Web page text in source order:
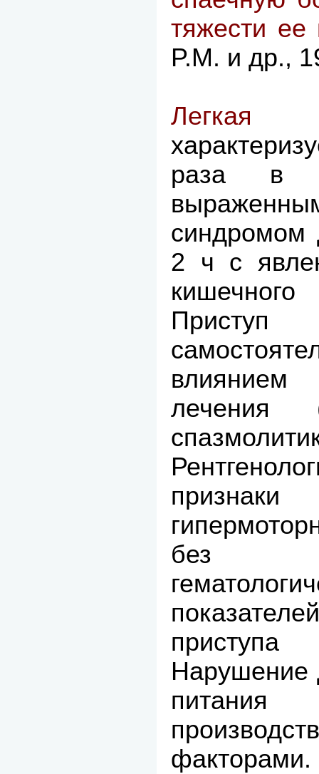
тяжести
P.M. и др.,
раза в
синдромом
2 ч с
влиянием
лечения
без
Нарушение
факторами.